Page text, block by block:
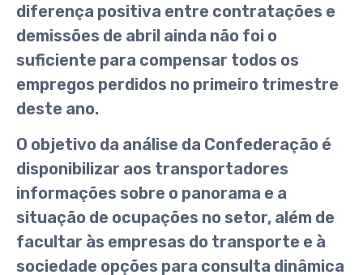
diferença positiva entre contratações e
demissões de abril ainda não foi o
suficiente para compensar todos os
empregos perdidos no primeiro trimestre
deste ano.
O objetivo da análise da Confederação é
disponibilizar aos transportadores
informações sobre o panorama e a
situação de ocupações no setor, além de
facultar às empresas do transporte e à
sociedade opções para consulta dinâmica